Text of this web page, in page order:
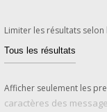
Limiter les résultats selon
Afficher seulement les
caractères des